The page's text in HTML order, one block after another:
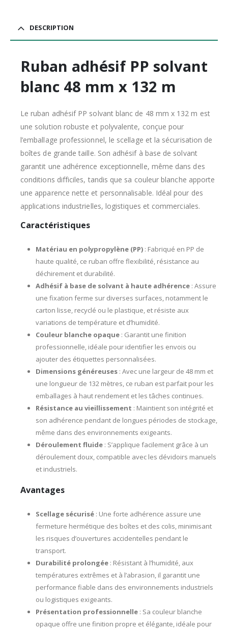
DESCRIPTION
Ruban adhésif PP solvant
blanc 48 mm x 132 m
Le ruban adhésif PP solvant blanc de 48 mm x 132 m est
une solution robuste et polyvalente, conçue pour
l’emballage professionnel, le scellage et la sécurisation de
boîtes de grande taille. Son adhésif à base de solvant
garantit une adhérence exceptionnelle, même dans des
conditions difficiles, tandis que sa couleur blanche apporte
une apparence nette et personnalisable. Idéal pour des
applications industrielles, logistiques et commerciales.
Caractéristiques
Matériau en polypropylène (PP): Fabriqué en PP de
haute qualité, ce ruban offre flexibilité, résistance au
déchirement et durabilité.
Adhésif à base de solvant à haute adhérence: Assure
une fixation ferme sur diverses surfaces, notamment le
carton lisse, recyclé ou le plastique, et résiste aux
variations de température et d’humidité.
Couleur blanche opaque: Garantit une finition
professionnelle, idéale pour identifier les envois ou
ajouter des étiquettes personnalisées.
Dimensions généreuses: Avec une largeur de 48 mm et
une longueur de 132 mètres, ce ruban est parfait pour les
emballages à haut rendement et les tâches continues.
Résistance au vieillissement : Maintient son intégrité et
son adhérence pendant de longues périodes de stockage,
même dans des environnements exigeants.
Déroulement fluide: S’applique facilement grâce à un
déroulement doux, compatible avec les dévidoirs manuels
et industriels.
Avantages
Scellage sécurisé: Une forte adhérence assure une
fermeture hermétique des boîtes et des colis, minimisant
les risques d’ouvertures accidentelles pendant le
transport.
Durabilité prolongée: Résistant à l’humidité, aux
températures extrêmes et à l’abrasion, il garantit une
performance fiable dans des environnements industriels
ou logistiques exigeants.
Présentation professionnelle: Sa couleur blanche
opaque offre une finition propre et élégante, idéale pour